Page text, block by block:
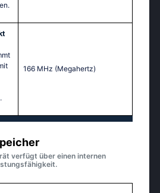
166 MHz (Megahertz)
verfügt über einen internen